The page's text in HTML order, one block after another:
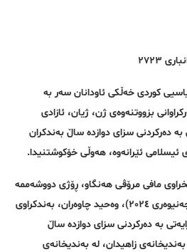
کوردی خەڵکی ئاودانان سەر بە
بزووتنەوەی ژن، ژیان، ئازادی
بە دەرکردنی سزای دوازدە ساڵ بەندکران
ئیسلامی ئێرانەوە، هەوڵی خۆکوشتنیدا.
مافی مرۆڤی هەنگاو، ڕۆژی دووشەممە
٢٥ی بەفرانباری ٢٧٢٣ (١٥ی جەنیوەری ٢٠٢٤)، وەحید چاوەران، بەندکراوی
بە دەرکردنی سزای دوازدە ساڵ
زاهیدان، لە بەندیخانەی